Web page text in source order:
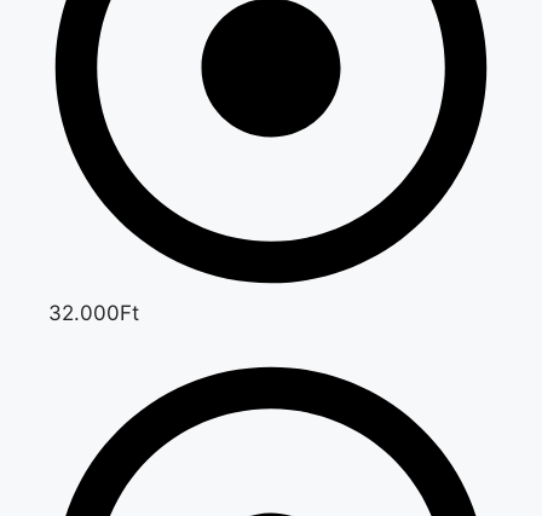
32.000Ft